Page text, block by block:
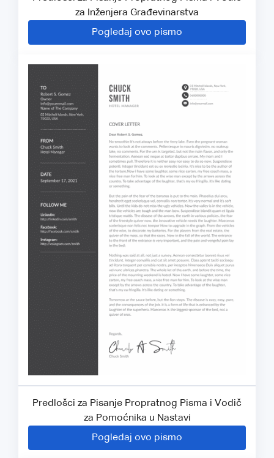
za Inženjera Građevinarstva
Pogledaj ovo pismo
Predlošci za Pisanje Propratnog Pisma i Vodič
za Pomoćnika u Nastavi
Pogledaj ovo pismo